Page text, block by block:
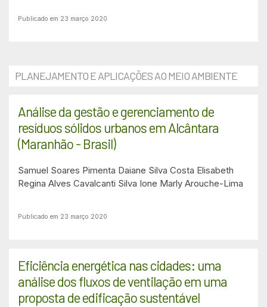
Publicado em 23 março 2020
PLANEJAMENTO E APLICAÇÕES AO MEIO AMBIENTE
Análise da gestão e gerenciamento de
resíduos sólidos urbanos em Alcântara
(Maranhão - Brasil)
Samuel Soares Pimenta Daiane Silva Costa Elisabeth
Regina Alves Cavalcanti Silva Ione Marly Arouche-Lima
Publicado em 23 março 2020
Eficiência energética nas cidades: uma
análise dos fluxos de ventilação em uma
proposta de edificação sustentável